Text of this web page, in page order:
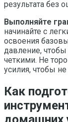
результата без
Выполняйте
начинайте с
освоения
давление,
четкими. Не
усилия, чтобы
Как